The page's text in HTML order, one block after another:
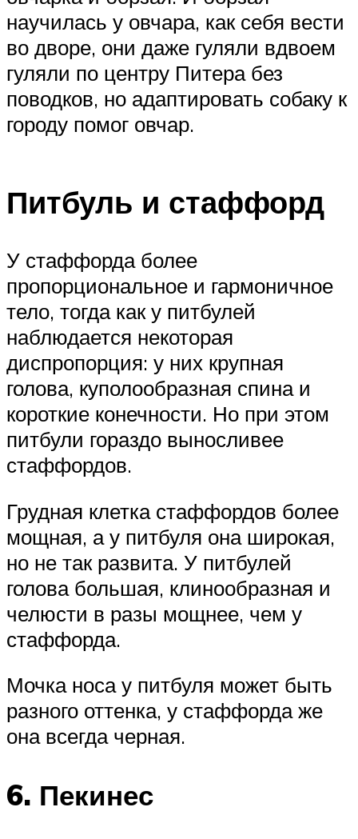
научилась у овчара, как себя вести
во дворе, они даже гуляли вдвоем
гуляли по центру Питера без
поводков, но адаптировать собаку к
городу помог овчар.
Питбуль и стаффорд
У стаффорда более
пропорциональное и гармоничное
тело, тогда как у питбулей
наблюдается некоторая
диспропорция: у них крупная
голова, куполообразная спина и
короткие конечности. Но при этом
питбули гораздо выносливее
стаффордов.
Грудная клетка стаффордов более
мощная, а у питбуля она широкая,
но не так развита. У питбулей
голова большая, клинообразная и
челюсти в разы мощнее, чем у
стаффорда.
Мочка носа у питбуля может быть
разного оттенка, у стаффорда же
она всегда черная.
6. Пекинес